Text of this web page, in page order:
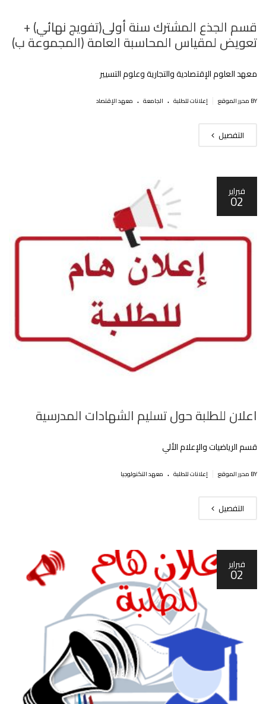
قسم الجذع المشترك سنة أولى(تفويج نهائي) +
تعويض لمقياس المحاسبة العامة (المجموعة ب)
معهد العلوم الإقتصادية والتجارية وعلوم التسيير
BY محرر الموقع إعلانات للطلبة . الجامعة . معهد الإقتصاد
التفصيل
فبراير
02
اعلان للطلبة حول تسليم الشهادات المدرسية
قسم الرياضيات والإعلام الألي
BY محرر الموقع إعلانات للطلبة . معهد التكنولوجيا
التفصيل
فبراير
02